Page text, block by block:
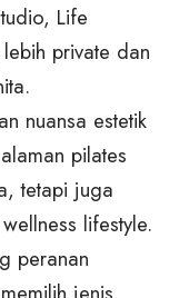
Life
private dan
nuansa estetik
pilates
tetapi juga
lifestyle.
peranan